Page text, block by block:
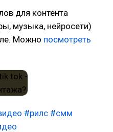
для контента
музыка, нейросети)
Можно посмотреть
#рилс #смм